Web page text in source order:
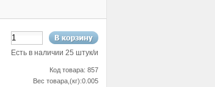
Есть в наличии 25 штук/и
Код товара: 857
Вес товара,(кг):0.005